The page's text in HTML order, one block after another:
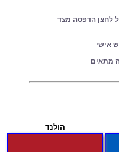
לחצן הדפסה מצד
הולנד